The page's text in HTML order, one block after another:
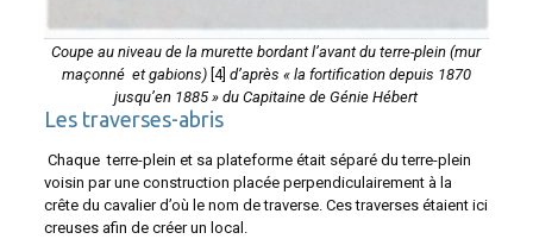
Coupe au niveau de la murette bordant l’avant du terre-plein (mur
maçonné et gabions)[4] d’après « la fortification depuis 1870
jusqu’en 1885 » du Capitaine de Génie Hébert
Les traverses-abris
Chaque terre-plein et sa plateforme était séparé du terre-plein
voisin par une construction placée perpendiculairement à la
crête du cavalier d’où le nom de traverse. Ces traverses étaient ici
creuses afin de créer un local.